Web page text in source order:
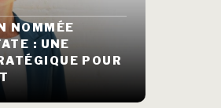
NOMMÉE
: UNE
POUR